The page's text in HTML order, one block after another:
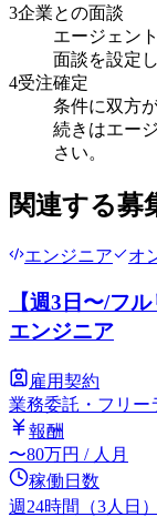
3企業との面談
エージェン
面談を設定し
4受注確定
条件に双方
続きはエー
さい。
関連する募
エンジニア オ
【週3日〜/フ
エンジニア
雇用契約
業務委託・フリー
報酬
〜80万円 / 人月
稼働日数
週24時間（3人日）